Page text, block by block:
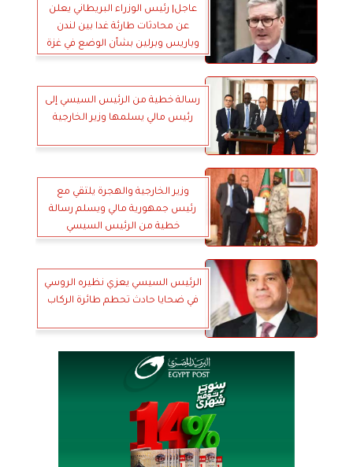
عاجل| رئيس الوزراء البريطاني يعلن
عن محادثات طارئة غدا بين لندن
وباريس وبرلين بشأن الوضع في غزة
رسالة خطية من الرئيس السيسي إلى
رئيس مالي يسلمها وزير الخارجية
وزير الخارجية والهجرة يلتقي مع
رئيس جمهورية مالي ويسلم رسالة
خطية من الرئيس السيسي
الرئيس السيسي يعزي نظيره الروسي
في ضحايا حادث تحطم طائرة الركاب